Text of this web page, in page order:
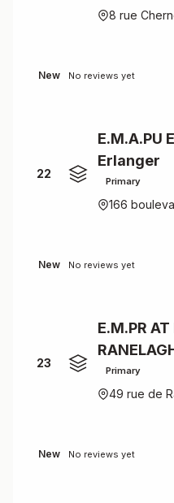
8 rue
New No reviews yet
22
E.M.A.PU
Erlanger
Primary
166
New No reviews yet
23
E.M.PR
Primary
49 rue de
New No reviews yet